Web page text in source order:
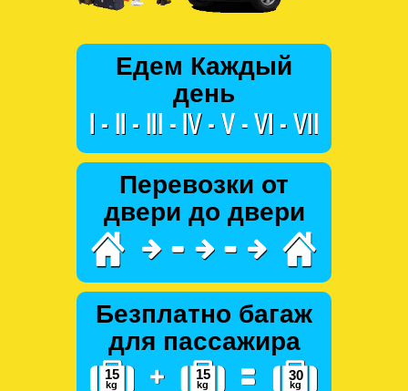
Едем Каждый
день
Перевозки от
двери до двери
Безплатно багаж
для пассажира